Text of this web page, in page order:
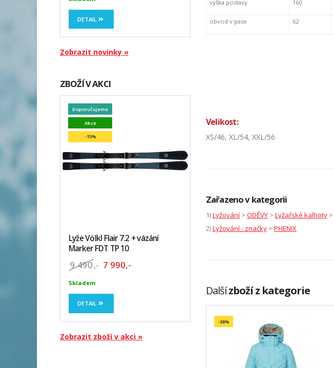
DETAIL
Zobrazit novinky »
ZBOŽÍ V AKCI
Doporučujeme
Akce
-15%
Lyže Völkl Flair 7.2 + vázání
Marker FDT TP 10
9 490,- 7 990,-
Skladem
DETAIL
Zobrazit zboží v akci »
výška postavy 160
obvod v pase 62
Velikost:
XS/46, XL/54, XXL/56
Zařazeno v kategorii
1)Lyžování > ODĚVY > Lyžařské kalhoty >
2)Lyžování - značky > PHENIX
Dalšízboží z kategorie
-38%